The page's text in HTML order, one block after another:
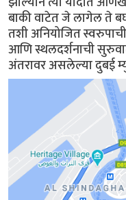
बाकी वाटेत जे लागेल ते
तशी अनियोजित
आणि स्थलदर्शनाची
अंतरावर असलेल्या दुबई